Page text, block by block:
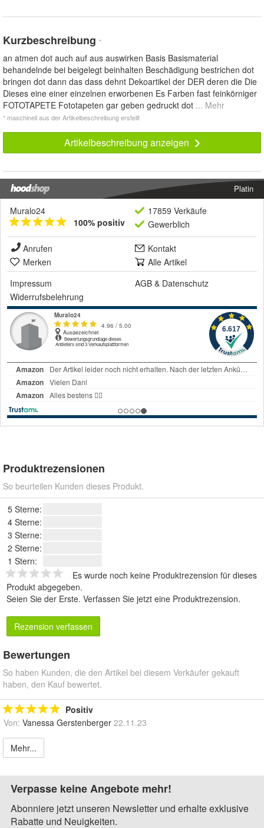
Kurzbeschreibung *
an atmen dot auch auf aus auswirken Basis Basismaterial
behandelnde bei beigelegt beinhalten Beschädigung bestrichen dot
bringen dot dann das dass dehnt Dekoartikel der DER deren die Die
Dieses eine einer einzelnen erworbenen Es Farben fast feinkörniger
FOTOTAPETE Fototapeten gar geben gedruckt dot ... Mehr
* maschinell aus der Artikelbeschreibung erstellt
Artikelbeschreibung anzeigen
Platin
Muralo24
100% positiv
17859 Verkäufe
Gewerblich
Anrufen
Kontakt
Merken
Alle Artikel
Impressum
AGB & Datenschutz
Widerrufsbelehrung
Produktrezensionen
So beurteilen Kunden dieses Produkt.
5 Sterne:
4 Sterne:
3 Sterne:
2 Sterne:
1 Stern:
Es wurde noch keine Produktrezension für dieses
Produkt abgegeben.
Seien Sie der Erste. Verfassen Sie jetzt eine Produktrezension.
Rezension verfassen
Bewertungen
So haben Kunden, die den Artikel bei diesem Verkäufer gekauft
haben, den Kauf bewertet.
Positiv
Von: Vanessa Gerstenberger 22.11.23
Mehr...
Verpasse keine Angebote mehr!
Abonniere jetzt unseren Newsletter und erhalte exklusive
Rabatte und Neuigkeiten.